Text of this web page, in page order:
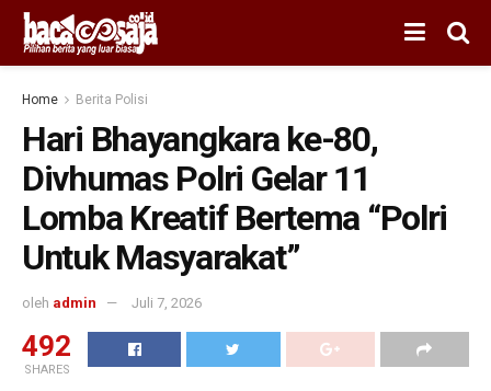
Home Berita Polisi
Hari Bhayangkara ke-80,
Divhumas Polri Gelar 11
Lomba Kreatif Bertema “Polri
Untuk Masyarakat”
oleh admin Juli 7, 2026
492
SHARES